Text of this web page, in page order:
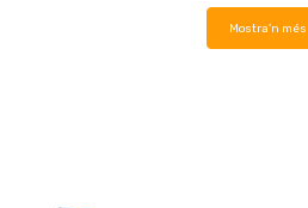
Mostra'n més